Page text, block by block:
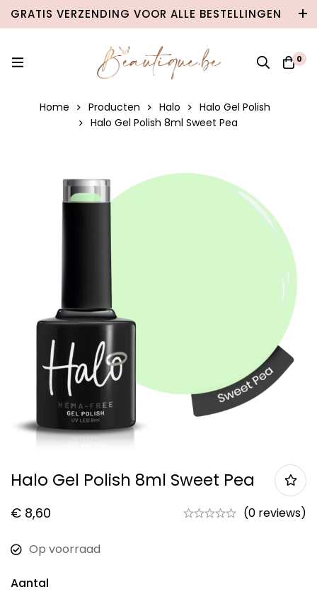
GRATIS VERZENDING VOOR ALLE BESTELLINGEN
VANAF €100 IN BELGIË & €120 NAAR
0
Home Producten Halo
Halo Gel Polish
Halo Gel Polish 8ml Sweet Pea
Halo Gel Polish 8ml Sweet Pea
€ 8,60 (0 reviews)
Op voorraad
Aantal